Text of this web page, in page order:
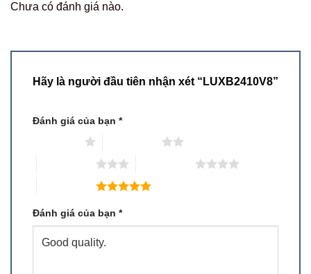
Chưa có đánh giá nào.
Hãy là người đầu tiên nhận xét “LUXB2410V8”
Đánh giá của bạn *
Đánh giá của bạn *